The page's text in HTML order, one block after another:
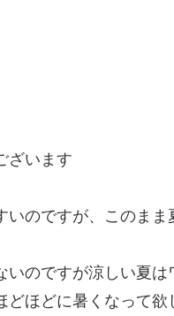
ざいます
いのですが、このま
いのですが涼しい夏
どほどに暑くなって欲